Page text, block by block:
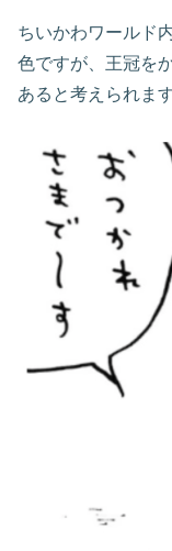
ちいかわワールド
色ですが、王冠を
あると考えられます